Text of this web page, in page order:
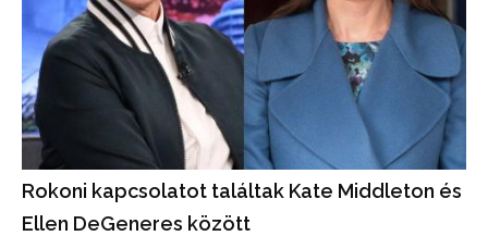
Rokoni kapcsolatot találtak Kate Middleton és
Ellen DeGeneres között